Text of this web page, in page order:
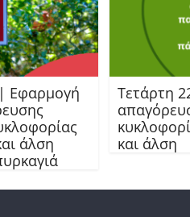
Εφαρμογή
άλση
Τετάρτη
και άλση